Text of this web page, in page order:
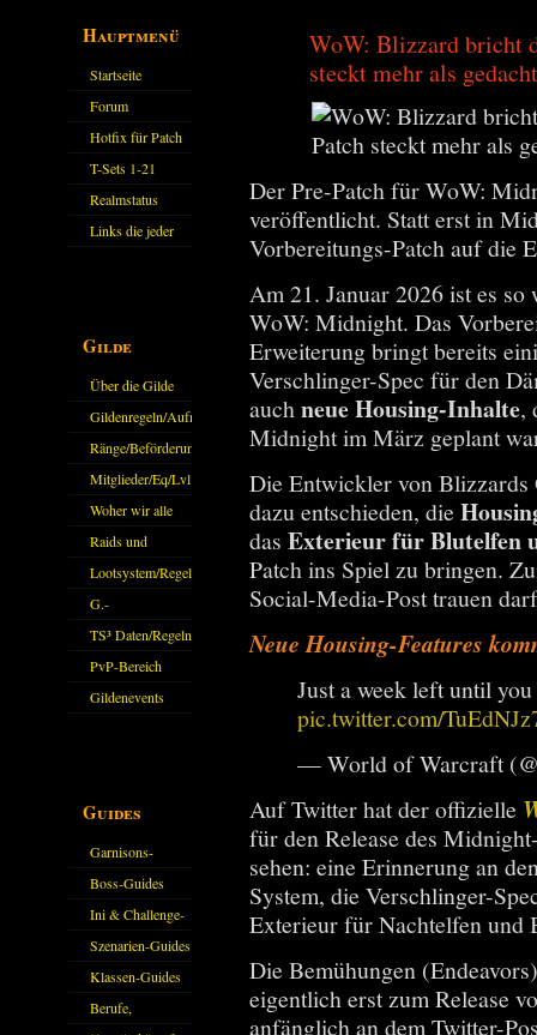
Hauptmenü
Startseite
Forum
Hotfix für Patch
11.X
T-Sets 1-21
Realmstatus
Links die jeder
Gilde
Über die Gilde
(DAW)
Gildenregeln/Aufnahme
Ränge/Beförderungen
Mitglieder/Eq/Lvl
Woher wir alle
kommen.
Raids und
Zubehör
Lootsystem/Regeln
G.-
Sparkasse/Goldleihen
TS³ Daten/Regeln
PvP-Bereich
Gildenevents
Guides
Garnisons-
Guides
Boss-Guides
Ini & Challenge-
Guides
Szenarien-Guides
Klassen-Guides
Berufe,
WoW: Blizzard bricht
steckt mehr als gedacht
Der Pre-Patch für WoW:
veröffentlicht. Statt erst in
Vorbereitungs-Patch auf die
Am 21. Januar 2026 ist es
WoW: Midnight. Das
Erweiterung bringt bereits
Verschlinger-Spec für den
auchneue Housing-Inhalte,
Midnight im März geplant
Die Entwickler von Blizzards
dazu entschieden, die
das Exterieur für Blutelfen
Patch ins Spiel zu bringen.
Social-Media-Post trauen
Neue Housing-Features
Just a week left until
pic.twitter.com/
— World of Warcraft
Auf Twitter hat der offizielle
für den Release des
sehen: eine Erinnerung an
System, die Verschlinger-
Exterieur für Nachtelfen und
Die Bemühungen
eigentlich erst zum Release
anfänglich an dem Twitter-